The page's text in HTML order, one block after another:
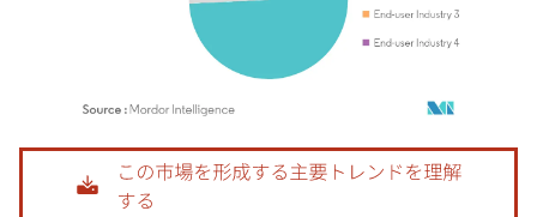
画像 © Mordor Intelligence。再利用にはCC BY 4.0の表示が必要です。